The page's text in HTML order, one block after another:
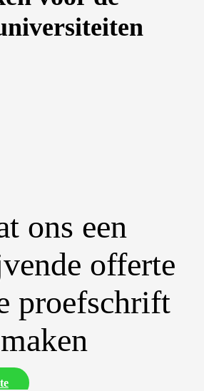
ons een
offerte
proefschrift
maken